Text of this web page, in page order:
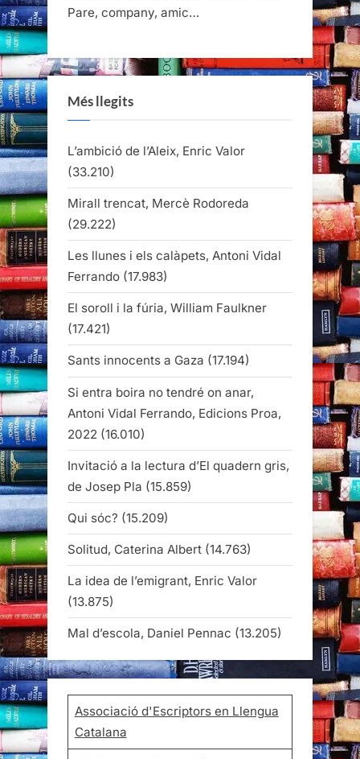
Pare, company, amic…
Més llegits
L’ambició de l’Aleix, Enric Valor
(33.210)
Mirall trencat, Mercè Rodoreda
(29.222)
Les llunes i els calàpets, Antoni Vidal
Ferrando (17.983)
El soroll i la fúria, William Faulkner
(17.421)
Sants innocents a Gaza (17.194)
Si entra boira no tendré on anar,
Antoni Vidal Ferrando, Edicions Proa,
2022 (16.010)
Invitació a la lectura d’El quadern gris,
de Josep Pla (15.859)
Qui sóc? (15.209)
Solitud, Caterina Albert (14.763)
La idea de l’emigrant, Enric Valor
(13.875)
Mal d’escola, Daniel Pennac (13.205)
Associació d'Escriptors en Llengua
Catalana